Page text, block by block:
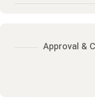
Approval &